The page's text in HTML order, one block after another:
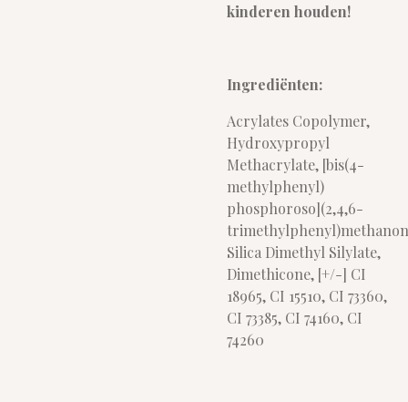
kinderen houden!
Ingrediënten:
Acrylates Copolymer,
Hydroxypropyl
Methacrylate, [bis(4-
methylphenyl)
phosphoroso](2,4,6-
Silica Dimethyl Silylate,
Dimethicone, [+/-] CI
18965, CI 15510, CI 73360,
CI 73385, CI 74160, CI
74260